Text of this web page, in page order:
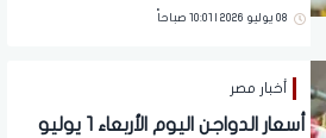
08 يوليو 2026 | 10:01 صباحاً
أخبار مصر
أسعار الدواجن اليوم الأربعاء 1 يوليو